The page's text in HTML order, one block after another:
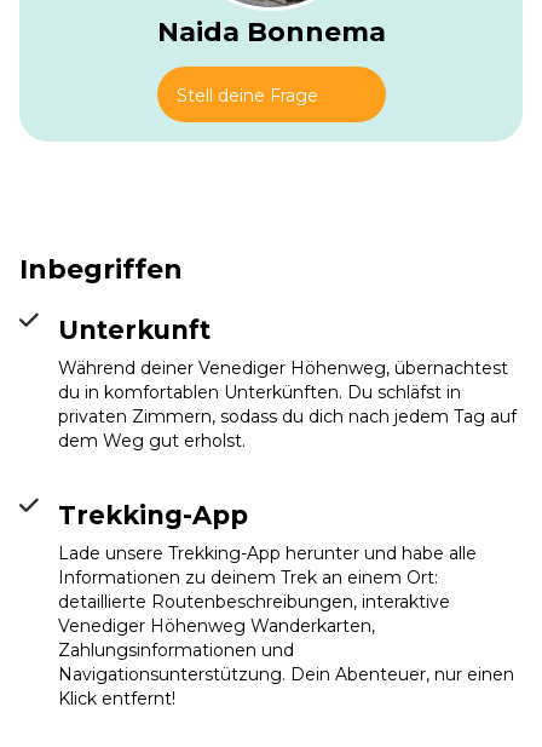
Eisseehütte
Naida Bonnema
Stell deine Frage
Inbegriffen
Unterkunft
Während deiner Venediger Höhenweg, übernachtest
du in komfortablen Unterkünften. Du schläfst in
privaten Zimmern, sodass du dich nach jedem Tag auf
dem Weg gut erholst.
Trekking-App
Lade unsere Trekking-App herunter und habe alle
Informationen zu deinem Trek an einem Ort:
detaillierte Routenbeschreibungen, interaktive
Venediger Höhenweg Wanderkarten,
Zahlungsinformationen und
Navigationsunterstützung. Dein Abenteuer, nur einen
Klick entfernt!